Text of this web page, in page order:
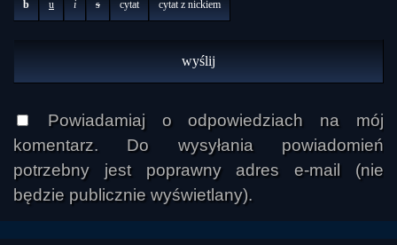
b u i s cytat cytat z nickiem
Powiadamiaj o odpowiedziach na mój
komentarz. Do wysyłania powiadomień
potrzebny jest poprawny adres e-mail (nie
będzie publicznie wyświetlany).